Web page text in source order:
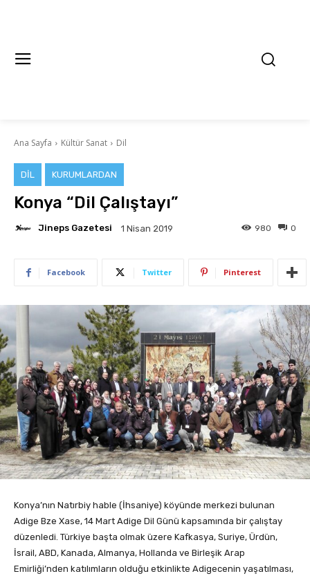
Ana Sayfa Kültür Sanat Dil
DIL KURUMLARDAN
Konya “Dil Çalıştayı”
Jineps Gazetesi 1 Nisan 2019 0
980
Facebook Twitter Pinterest
Konya’nın Natırbiy hable (İhsaniye) köyünde merkezi bulunan
Adige Bze Xase, 14 Mart Adige Dil Günü kapsamında bir çalıştay
düzenledi. Türkiye başta olmak üzere Kafkasya, Suriye, Ürdün,
İsrail, ABD, Kanada, Almanya, Hollanda ve Birleşik Arap
Emirliği’nden katılımların olduğu etkinlikte Adigecenin yaşatılması,